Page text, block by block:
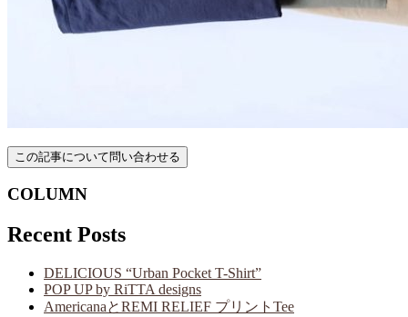
COLUMN
Recent Posts
DELICIOUS “Urban Pocket T-Shirt”
POP UP by RiTTA designs
AmericanaとREMI RELIEF プリントTee